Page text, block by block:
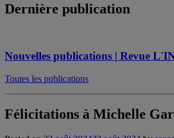
Dernière publication
Nouvelles publications | Revue
Toutes les publications
Félicitations à Michelle